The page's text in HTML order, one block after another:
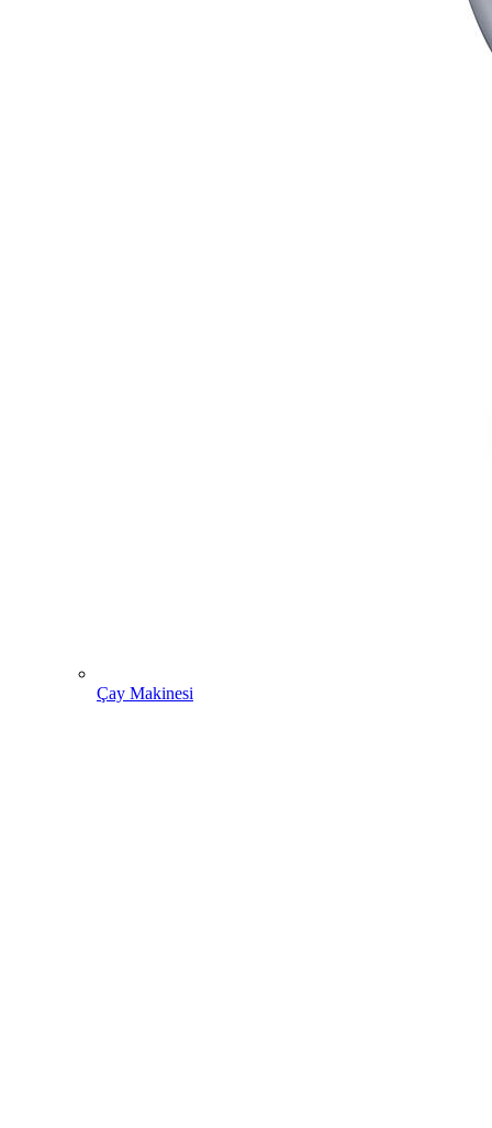
Çay Makinesi